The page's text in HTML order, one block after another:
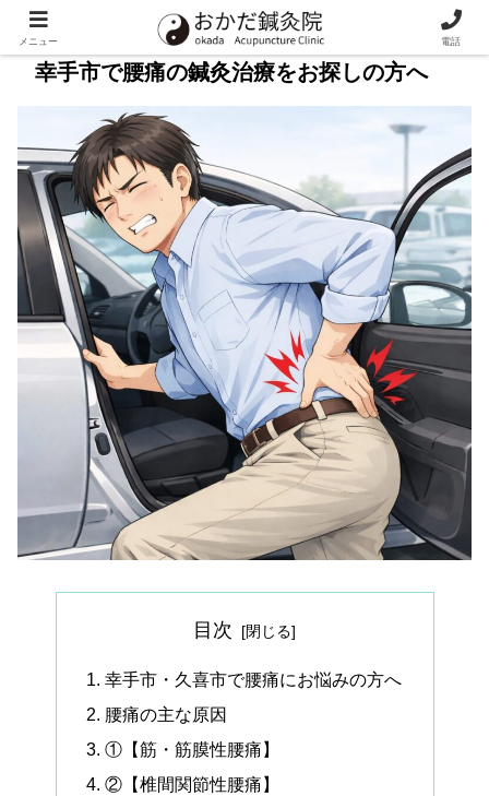
幸手市で腰痛の鍼灸治療をお探しの方へ
目次
幸手市・久喜市で腰痛にお悩みの方へ
腰痛の主な原因
①【筋・筋膜性腰痛】
②【椎間関節性腰痛】
メニュー 電話